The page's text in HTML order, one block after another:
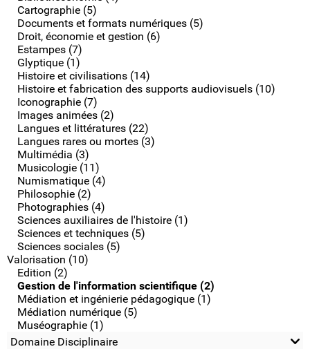
Cartographie (5)
Documents et formats numériques (5)
Droit, économie et gestion (6)
Estampes (7)
Glyptique (1)
Histoire et civilisations (14)
Histoire et fabrication des supports audiovisuels (10)
Iconographie (7)
Images animées (2)
Langues et littératures (22)
Langues rares ou mortes (3)
Multimédia (3)
Musicologie (11)
Numismatique (4)
Philosophie (2)
Photographies (4)
Sciences auxiliaires de l'histoire (1)
Sciences et techniques (5)
Sciences sociales (5)
Valorisation (10)
Edition (2)
Gestion de l'information scientifique (2)
Médiation et ingénierie pédagogique (1)
Médiation numérique (5)
Muséographie (1)
Domaine Disciplinaire